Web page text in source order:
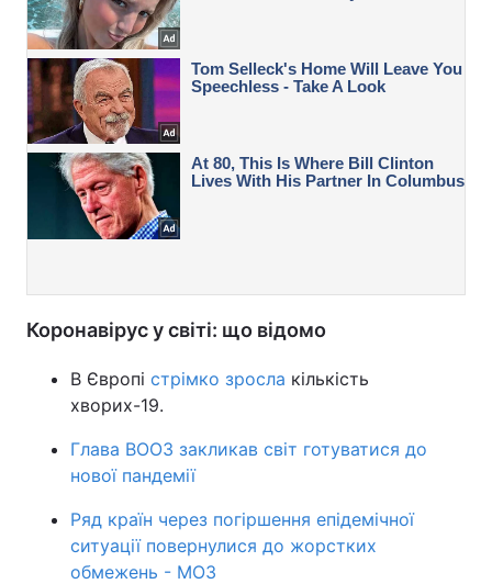
Коронавірус у світі: що відомо
В Європі стрімко зросла кількість
хворих-19.
Глава ВООЗ закликав світ готуватися до
нової пандемії
Ряд країн через погіршення епідемічної
ситуації повернулися до жорстких
обмежень - МОЗ